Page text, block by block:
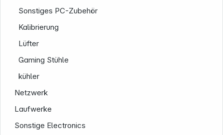
Sonstiges PC-Zubehör
Kalibrierung
Lüfter
Gaming Stühle
kühler
Netzwerk
Laufwerke
Sonstige Electronics